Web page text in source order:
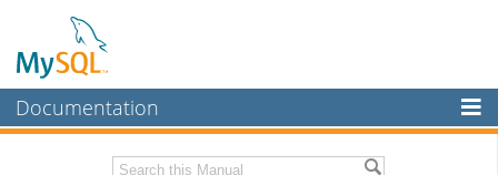
Documentation